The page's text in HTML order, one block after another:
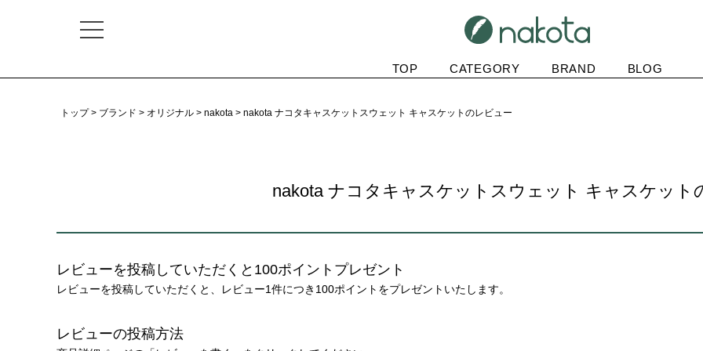
TOP CATEGORY BRAND BLOG
トップ ブランド オリジナル nakota nakota ナコタキャスケットスウェット キャスケットのレビュー
nakota ナコタキャスケットスウェット キャスケット
レビューを投稿していただくと100ポイントプレゼント
レビューを投稿していただくと、レビュー1件につき100ポイントをプレゼントいたします。
レビューの投稿方法